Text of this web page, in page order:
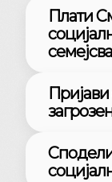
Плати
семејсва